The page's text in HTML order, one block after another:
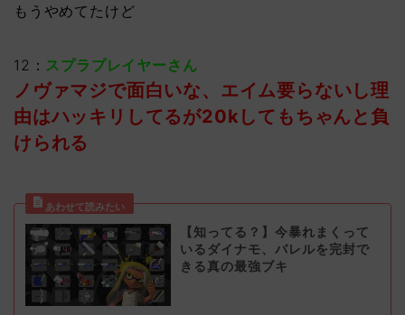
もうやめてたけど
12： スプラプレイヤーさん
ノヴァマジで面白いな、エイム要らないし理
由はハッキリしてるが20kしてもちゃんと負
けられる
【知ってる？】今暴れまくって
いるダイナモ、バレルを完封で
きる真の最強ブキ